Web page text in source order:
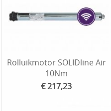
Rolluikmotor SOLIDline Air
10Nm
€ 217,23